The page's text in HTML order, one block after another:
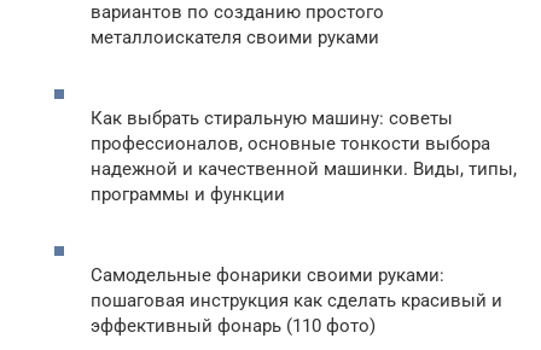
вариантов по созданию простого
металлоискателя своими руками
Как выбрать стиральную машину: советы
профессионалов, основные тонкости выбора
надежной и качественной машинки. Виды, типы,
программы и функции
Самодельные фонарики своими руками:
пошаговая инструкция как сделать красивый и
эффективный фонарь (110 фото)